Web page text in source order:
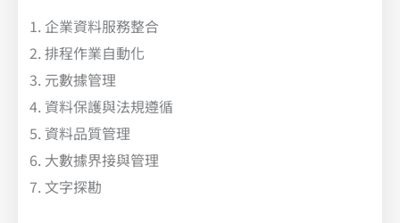
企業資料服務整合
排程作業自動化
元數據管理
資料保護與法規遵循
資料品質管理
大數據界接與管理
文字探勘